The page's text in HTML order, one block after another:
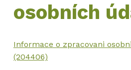
osobních
Informace o zpracovani
(204406)